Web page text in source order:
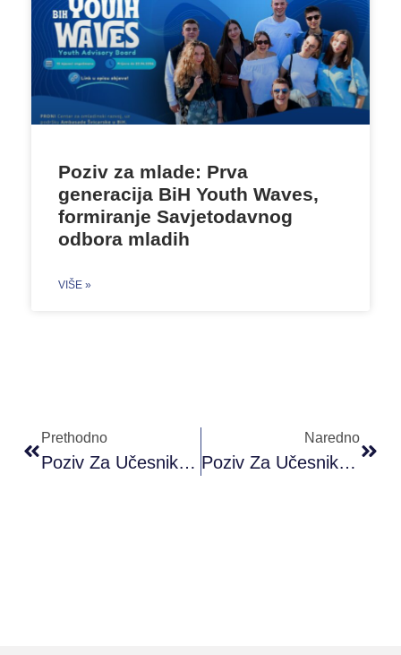
Poziv za mlade: Prva
generacija BiH Youth Waves,
formiranje Savjetodavnog
odbora mladih
VIŠE »
Prethodno
Poziv Za Učesnike/ice: Osnove Fotografisanja I Video Editovanja, #POKMO
Naredno
Poziv Za Učesnike/ce – Kurs Njemačkog Jezika